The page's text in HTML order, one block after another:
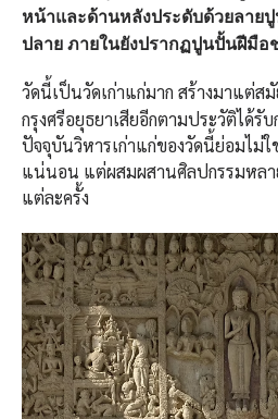
หน้าและด้านหลังประดับด้วยลาย
ปลาย ภายในยังปรากฏปูนปั้นฝีมือ
วัดนี้เป็นวัดเก่าแก่มาก สร้างมาแต่ส
กรุงศรีอยุธยาเสียอีกตามประวัติได้รั
ปัจจุบันวิหารเก่าแก่ของวัดนี้ย่อมไม่
แน่นอน แต่ผสมผสานศิลปกรรมหล
แต่ละครั้ง